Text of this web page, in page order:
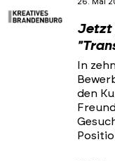
Portfolios
Veranstaltungen &
Jetzt
In
den